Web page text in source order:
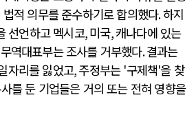
적 의무를 준수하기로 합의했다.하지
선언하고 멕시코,미국,캐나다에 있는
역대표부는 조사를 거부했다.결과는
자리를 잃었고,주정부는 '구제책'을 찾
를 둔 기업들은 거의 또는 전혀 영향을